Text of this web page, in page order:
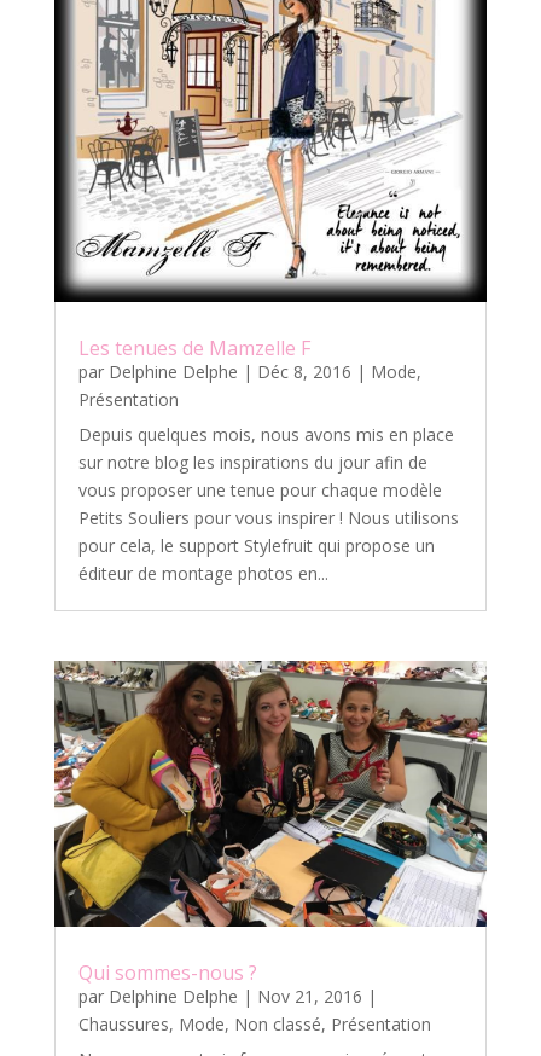
Les tenues de Mamzelle F
par Delphine Delphe | Déc 8, 2016 | Mode,
Présentation
Depuis quelques mois, nous avons mis en place
sur notre blog les inspirations du jour afin de
vous proposer une tenue pour chaque modèle
Petits Souliers pour vous inspirer ! Nous utilisons
pour cela, le support Stylefruit qui propose un
éditeur de montage photos en...
Qui sommes-nous ?
par Delphine Delphe | Nov 21, 2016 |
Chaussures, Mode, Non classé, Présentation